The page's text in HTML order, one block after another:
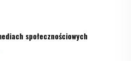
społecznościowych